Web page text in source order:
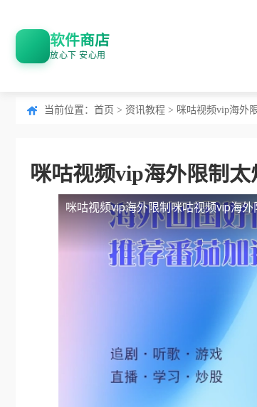
软件商店
放心下 安心用
当前位置： 首页 > 资讯教程 > 咪咕视频vip海外
咪咕视频vip海外限制
咪咕视频vip海外限制咪咕视频vip海